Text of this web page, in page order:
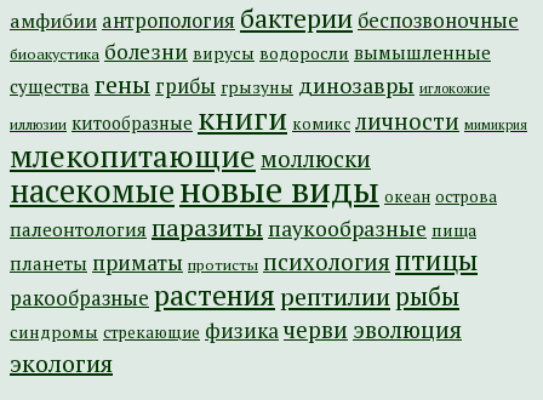
амфибии антропология бактерии беспозвоночные
биоакустика болезни вирусы водоросли вымышленные
существа гены грибы грызуны динозавры иглокожие
иллюзии китообразные книги комикс личности мимикрия
млекопитающие моллюски
насекомыеновые виды океан острова
палеонтология паразиты паукообразные пища
планеты приматы протисты психология птицы
ракообразные растениярептилиирыбы
синдромы стрекающие физикачерви эволюция
экология